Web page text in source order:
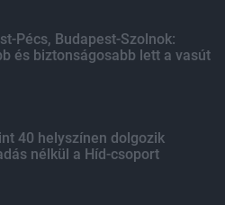
Pécs, Budapest-Szolnok:
és biztonságosabb lett a vasút
40 helyszínen dolgozik
nélkül a Híd-csoport